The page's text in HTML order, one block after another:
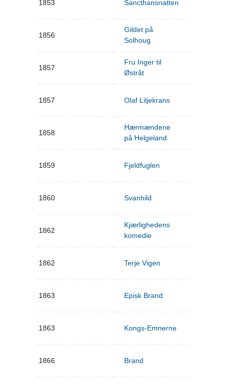
1853 Sancthansnatten
1856
Gildet på
Solhoug
1857
Fru Inger til
Østråt
1857 Olaf Liljekrans
1858
Hærmændene
på Helgeland
1859 Fjeldfuglen
1860 Svanhild
1862
Kjærlighedens
komedie
1862 Terje Vigen
1863 Episk Brand
1863 Kongs-Emnerne
1866 Brand